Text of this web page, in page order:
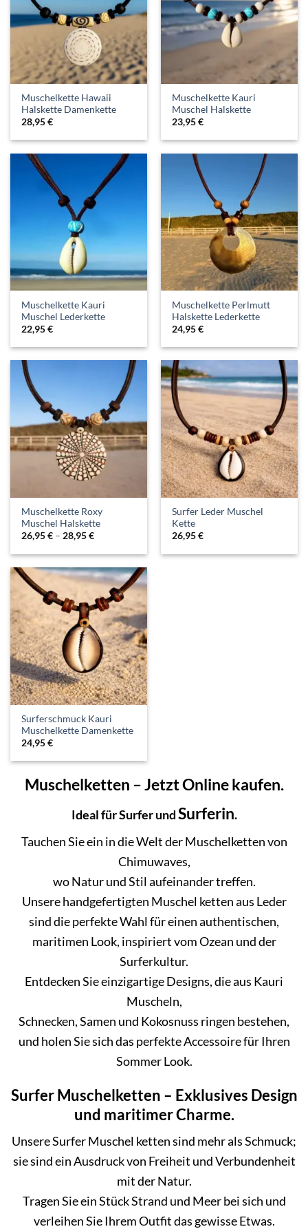
Muschelkette Hawaii
Halskette Damenkette
28,95€
Muschelkette Kauri
Muschel Halskette
23,95€
Muschelkette Kauri
Muschel Lederkette
22,95€
Muschelkette Perlmutt
Halskette Lederkette
24,95€
Muschelkette Roxy
Muschel Halskette
26,95€ –28,95€
Surfer Leder Muschel
Kette
26,95€
Surferschmuck Kauri
Muschelkette Damenkette
24,95€
Muschelketten – Jetzt Online kaufen.
Ideal für Surfer undSurferin.
Tauchen Sie ein in die Welt der Muschelketten von
Chimuwaves,
wo Natur und Stil aufeinander treffen.
Unsere handgefertigten Muschel ketten aus Leder
sind die perfekte Wahl für einen authentischen,
maritimen Look, inspiriert vom Ozean und der
Surferkultur.
Entdecken Sie einzigartige Designs, die aus Kauri
Muscheln,
Schnecken, Samen und Kokosnuss ringen bestehen,
und holen Sie sich das perfekte Accessoire für Ihren
Sommer Look.
Surfer Muschelketten – Exklusives Design
und maritimer Charme.
Unsere Surfer Muschel ketten sind mehr als Schmuck;
sie sind ein Ausdruck von Freiheit und Verbundenheit
mit der Natur.
Tragen Sie ein Stück Strand und Meer bei sich und
verleihen Sie Ihrem Outfit das gewisse Etwas.